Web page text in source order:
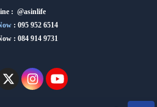
: @asinlife
: 095 952 6514
: 084 914 9731